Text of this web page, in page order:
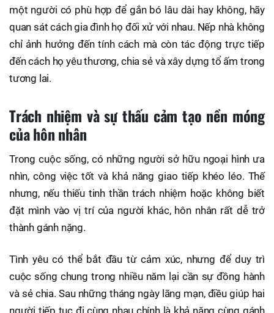
một người có phù hợp để gắn bó lâu dài hay không, hãy
quan sát cách gia đình họ đối xử với nhau. Nếp nhà không
chỉ ảnh hưởng đến tính cách mà còn tác động trực tiếp
đến cách họ yêu thương, chia sẻ và xây dựng tổ ấm trong
tương lai.
Trách nhiệm và sự thấu cảm tạo nền móng
của hôn nhân
Trong cuộc sống, có những người sở hữu ngoại hình ưa
nhìn, công việc tốt và khả năng giao tiếp khéo léo. Thế
nhưng, nếu thiếu tinh thần trách nhiệm hoặc không biết
đặt mình vào vị trí của người khác, hôn nhân rất dễ trở
thành gánh nặng.
Tình yêu có thể bắt đầu từ cảm xúc, nhưng để duy trì
cuộc sống chung trong nhiều năm lại cần sự đồng hành
và sẻ chia. Sau những tháng ngày lãng mạn, điều giúp hai